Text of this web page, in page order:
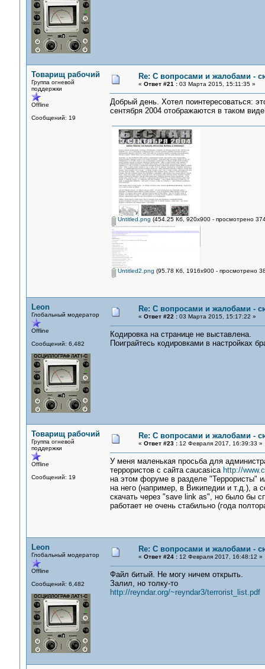
Товарищ рабочий
Группа огневой
поддержки
Offline
Сообщений: 19
Re: С вопросами и жалобами -
« Ответ #21 :03 Марта 2015, 15:11:35 »
Добрый день. Хотел поинтересоваться:
сентября 2004 отображаются в таком
Untitled.png (454.25 Кб, 920x900 - просмотрено
Untitled2.png (95.78 Кб, 1916x900 - просмотрено
Leon
Глобальный модератор
Offline
Сообщений: 6,482
Re: С вопросами и жалобами -
« Ответ #22 :03 Марта 2015, 15:17:22 »
Кодировка на странице не выставлена.
Поиграйтесь кодировками в настройках
Товарищ рабочий
Группа огневой
поддержки
Offline
Сообщений: 19
Re: С вопросами и жалобами -
« Ответ #23 :12 Февраля 2017, 16:39:33 »
У меня маленькая просьба для
террористов с сайта caucasica http://
на этом форуме в разделе "Террористы"
на него (например, в Википедии и т.д.),
скачать через "save link as", но было бы
работает не очень стабильно (года
Leon
Глобальный модератор
Offline
Сообщений: 6,482
Re: С вопросами и жалобами -
« Ответ #24 :12 Февраля 2017, 16:48:12 »
Файл битый. Не могу ничем открыть.
Залил, но толку-то
http://reyndar.org/~reyndar3/terrorist_list.pdf